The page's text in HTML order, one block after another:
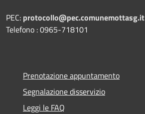
PEC: protocollo@pec.comunemottasg.it
Telefono : 0965-718101
Prenotazione appuntamento
Segnalazione disservizio
Leggi le FAQ